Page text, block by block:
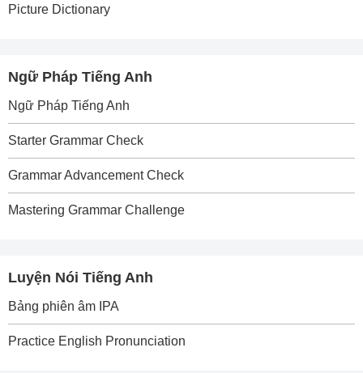
Picture Dictionary
Ngữ Pháp Tiếng Anh
Ngữ Pháp Tiếng Anh
Starter Grammar Check
Grammar Advancement Check
Mastering Grammar Challenge
Luyện Nói Tiếng Anh
Bảng phiên âm IPA
Practice English Pronunciation